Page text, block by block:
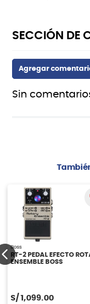
Sin
Boss
RT-2 PEDAL EFECTO
ENSEMBLE BOSS
S/ 1,099.00